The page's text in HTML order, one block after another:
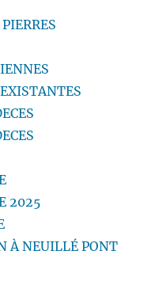
2025
À NEUILLÉ PONT